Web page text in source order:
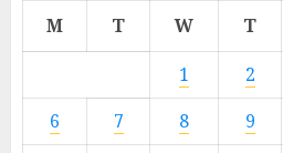
M T W T
1
2
6
7 8 9